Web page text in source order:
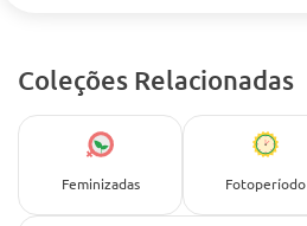
Coleções Relacionadas
Feminizadas Fotoperíodo